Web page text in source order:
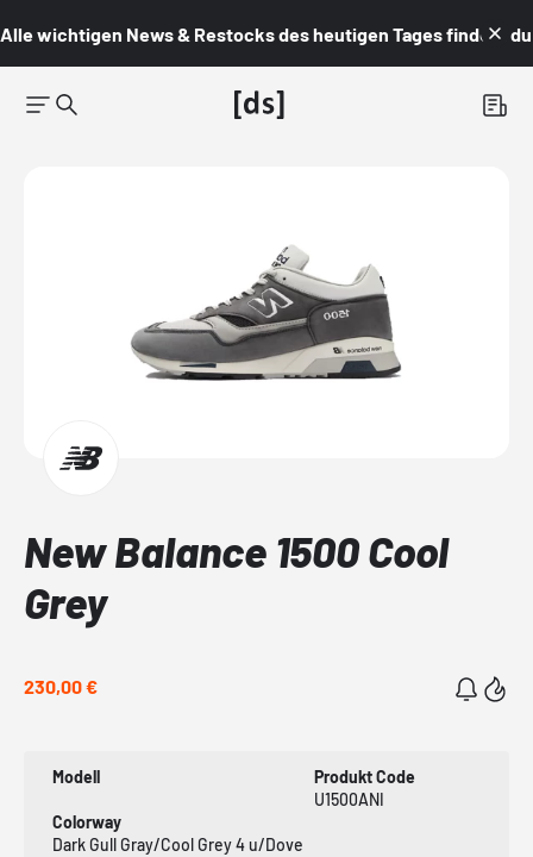
Alle wichtigen News & Restocks des heutigen Tages findest du
New Balance 1500 Cool
Grey
230,00 €
Modell
Produkt Code
U1500ANI
Colorway
Dark Gull Gray/Cool Grey 4 u/Dove